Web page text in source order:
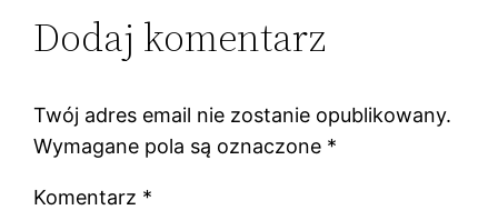
Dodaj komentarz
Twój adres email nie zostanie opublikowany.
Wymagane pola są oznaczone *
Komentarz *